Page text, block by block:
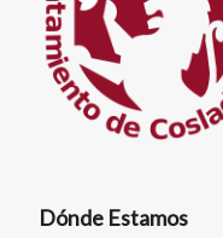
Dónde Estamos